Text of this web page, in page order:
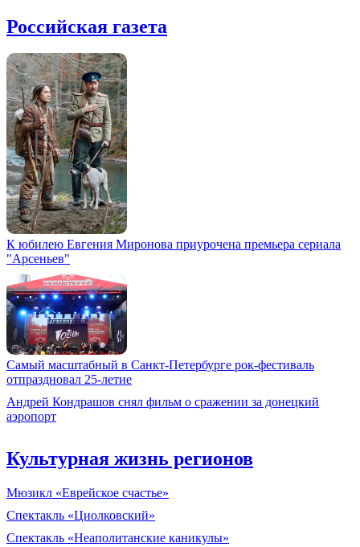
Российская газета
К юбилею Евгения Миронова приурочена премьера сериала
"Арсеньев"
Самый масштабный в Санкт-Петербурге рок-фестиваль
отпраздновал 25-летие
Андрей Кондрашов снял фильм о сражении за донецкий
аэропорт
Культурная жизнь регионов
Мюзикл «Еврейское счастье»
Спектакль «Циолковский»
Спектакль «Неаполитанские каникулы»